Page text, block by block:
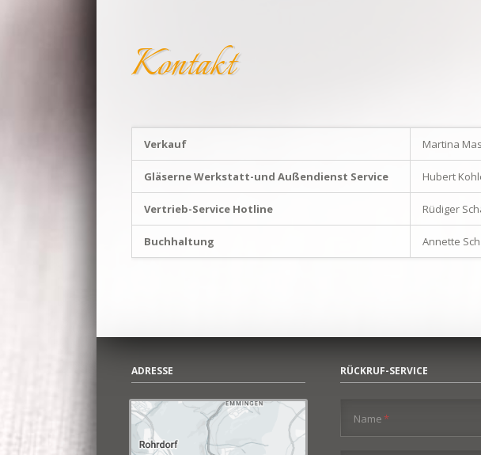
Kontakt
Verkauf Martina
Gläserne Werkstatt-und Außendienst Service Hubert
Vertrieb-Service Hotline Rüdiger
Buchhaltung Annette
ADRESSE RÜCKRUF-SERVICE
Pflichtfeld
Name*